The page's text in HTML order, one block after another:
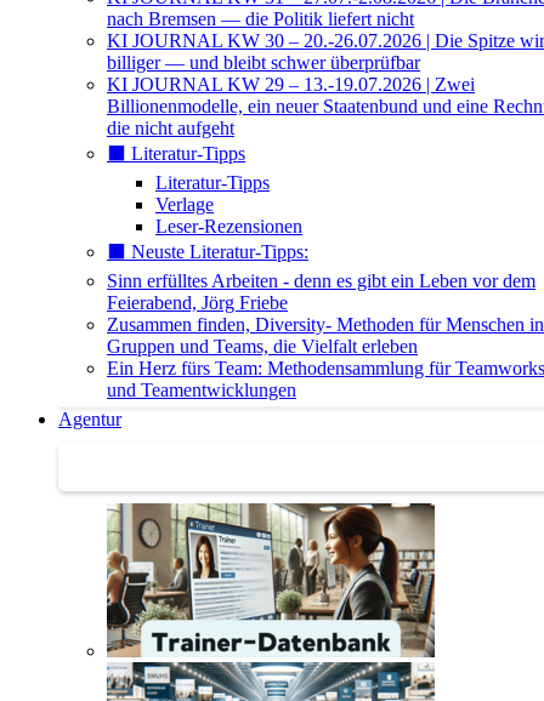
nach Bremsen — die Politik liefert nicht
KI JOURNAL KW 30 – 20.-26.07.2026 | Die Spitze
billiger — und bleibt schwer überprüfbar
KI JOURNAL KW 29 – 13.-19.07.2026 | Zwei
Billionenmodelle, ein neuer Staatenbund und eine
die nicht aufgeht
⬛️ Literatur-Tipps
Literatur-Tipps
Verlage
Leser-Rezensionen
⬛️ Neuste Literatur-Tipps:
Sinn erfülltes Arbeiten - denn es gibt ein Leben vor dem
Feierabend, Jörg Friebe
Zusammen finden, Diversity- Methoden für Menschen in
Gruppen und Teams, die Vielfalt erleben
Ein Herz fürs Team: Methodensammlung für
und Teamentwicklungen
Agentur